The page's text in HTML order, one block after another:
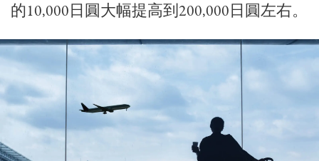
的10,000日圓大幅提高到200,000日圓左右。